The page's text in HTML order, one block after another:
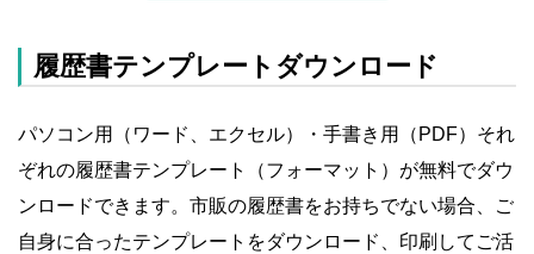
履歴書テンプレートダウンロード
パソコン用（ワード、エクセル）・手書き用（PDF）それ
ぞれの履歴書テンプレート（フォーマット）が無料でダウ
ンロードできます。市販の履歴書をお持ちでない場合、ご
自身に合ったテンプレートをダウンロード、印刷してご活